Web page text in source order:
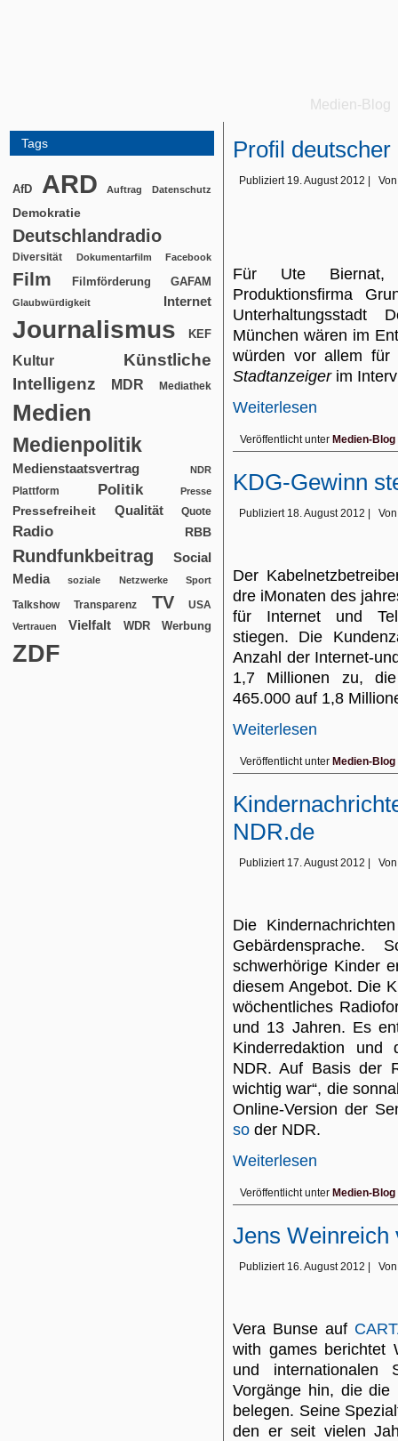
Medien-Blog
Tags
AfD ARD Auftrag Datenschutz
Demokratie
Deutschlandradio
Diversität Dokumentarfilm Facebook
Film Filmförderung GAFAM
Glaubwürdigkeit Internet
Journalismus KEF
Kultur
Künstliche
Intelligenz
MDR Mediathek
Medien
Medienpolitik
Medienstaatsvertrag NDR
Plattform Politik Presse
Pressefreiheit Qualität Quote
Radio RBB
Rundfunkbeitrag
Social
Media
soziale Netzwerke Sport
Talkshow Transparenz TV USA
Vertrauen Vielfalt WDR Werbung
ZDF
Profil
Publiziert 19. August 2012 Von
Für Ute Biernat,
Produktionsfirma
Unterhaltungsstadt
München wären im
würden vor allem
Stadtanzeigerim
Weiterlesen
Veröffentlicht unter Medien-Blog
KDG-Gewinn
Publiziert 18. August 2012 Von
Der
dre iMonaten des
für Internet und
stiegen. Die
Anzahl der Internet-
1,7 Millionen zu,
465.000 auf 1,8
Weiterlesen
Veröffentlicht unter Medien-Blog
NDR.de
Publiziert 17. August 2012 Von
Die
schwerhörige Kinder
diesem Angebot. Die
wöchentliches
und 13 Jahren. Es
Kinderredaktion und
NDR. Auf Basis der
wichtig war“, die
Online-Version der
so der NDR.
Weiterlesen
Veröffentlicht unter Medien-Blog
Jens Weinreich
Publiziert 16. August 2012 Von
Vera Bunse auf
with games berichtet
und
Vorgänge hin, die
belegen. Seine
den er seit vielen